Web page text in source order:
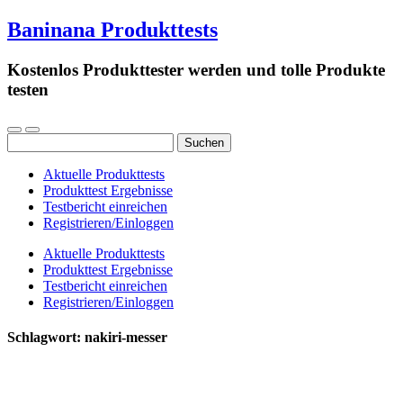
Baninana Produkttests
Kostenlos Produkttester werden und tolle Produkte
testen
nach:
Aktuelle Produkttests
Produkttest Ergebnisse
Testbericht einreichen
Registrieren/Einloggen
Aktuelle Produkttests
Produkttest Ergebnisse
Testbericht einreichen
Registrieren/Einloggen
Schlagwort: nakiri-messer